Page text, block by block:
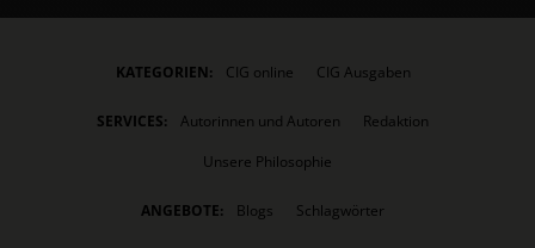
KATEGORIEN: CIG online CIG Ausgaben
SERVICES: Autorinnen und Autoren
Redaktion
Unsere Philosophie
ANGEBOTE: Blogs Schlagwörter